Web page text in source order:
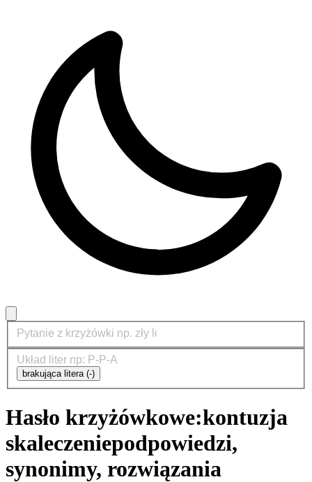
brakująca litera (-)
Hasło krzyżówkowe:kontuzja
skaleczeniepodpowiedzi,
synonimy, rozwiązania